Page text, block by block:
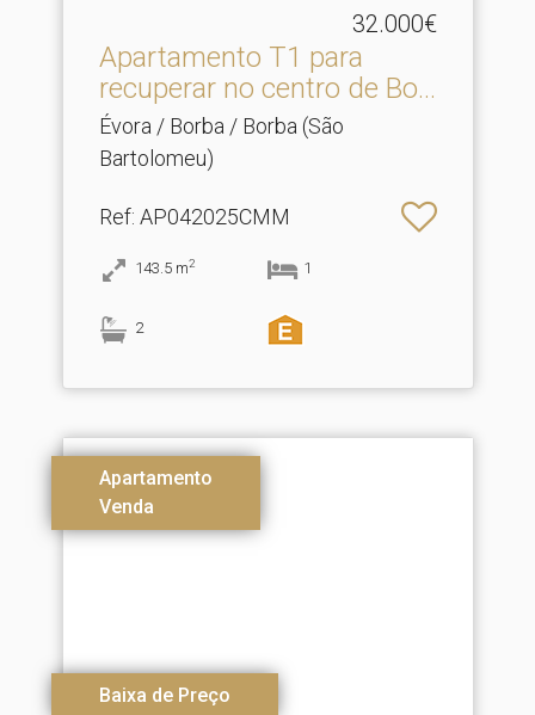
32.000€
Apartamento T1 para
recuperar no centro de Bo.​..
Évora / Borba / Borba (São
Bartolomeu)
Ref: AP042025CMM
143.5 m2 1
2
Apartamento
Venda
Baixa de Preço